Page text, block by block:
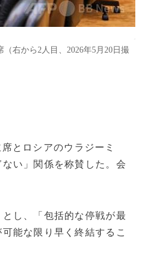
右から2人目、2026年5月20日撮
とロシアのウラジーミ
い」関係を称賛した。会
し、「包括的な停戦が最
能な限り早く終結するこ